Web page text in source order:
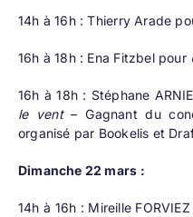
14h à 16h : Thierry Arade
16h à 18h : Ena Fitzbel pour
16h à 18h : Stéphane
le vent– Gagnant du
organisé par Bookelis et
Dimanche 22 mars :
14h à 16h : Mireille